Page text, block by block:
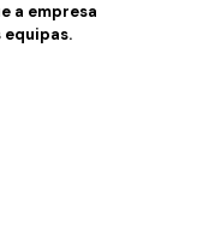
a empresa